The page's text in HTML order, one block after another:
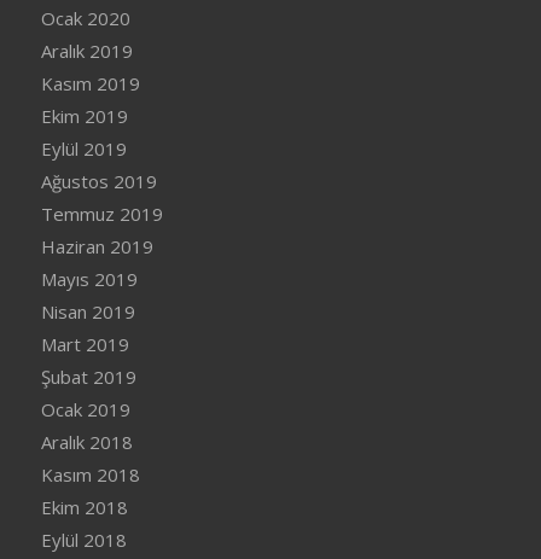
Ocak 2020
Aralık 2019
Kasım 2019
Ekim 2019
Eylül 2019
Ağustos 2019
Temmuz 2019
Haziran 2019
Mayıs 2019
Nisan 2019
Mart 2019
Şubat 2019
Ocak 2019
Aralık 2018
Kasım 2018
Ekim 2018
Eylül 2018